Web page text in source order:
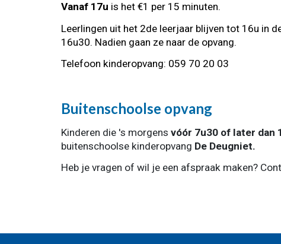
Vanaf 17u is het €1 per 15 minuten.
Leerlingen uit het 2de leerjaar blijven tot 16u in
16u30. Nadien gaan ze naar de opvang.
Telefoon kinderopvang: 059 70 20 03
Buitenschoolse opvang
Kinderen die 's morgens vóór 7u30 of later dan
buitenschoolse kinderopvang De Deugniet.
Heb je vragen of wil je een afspraak maken?